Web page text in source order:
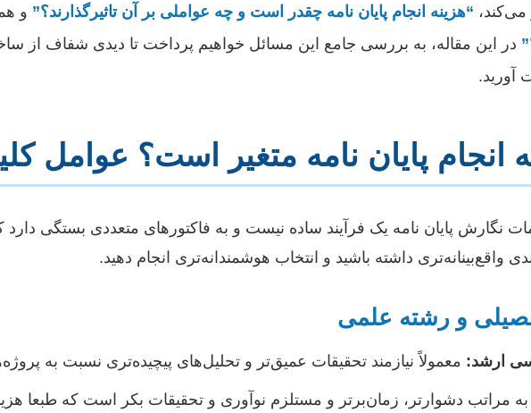
می‌کند، “هزینه انجام پایان نامه چقدر است و چه عواملی بر آن تاثیرگذارند؟” و
در این مقاله، به بررسی جامع این مسائل خواهیم پرداخت تا دیدی شفاف از
آورید.
انجام پایان نامه متغیر است؟ عوامل
نگارش پایان نامه یک فرآیند ساده نیست و به فاکتورهای متعددی بستگی
واقع‌بینانه‌تری داشته باشید و انتخاب هوشمندانه‌تری انجام دهید.
ارشد: معمولاً نیازمند تحقیقات عمیق‌تر و تحلیل‌های پیچیده‌تری نسبت به
به مراتب دشوارتر، زمان‌برتر و مستلزم نوآوری و تحقیقات بکر است که طبعا